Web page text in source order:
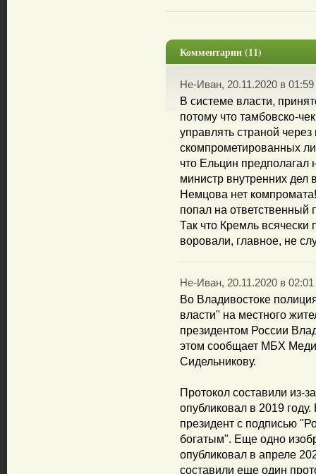
Комментарии (11)
Не-Иван, 20.11.2020 в 01:59
В системе власти,
потому что тамбовско-
управлять страной
скомпрометированных
что Ельцин предполагал
министр внутренних
Немцова нет
попал на ответственный
Так что Кремль всячески
воровали, главное, не
Не-Иван, 20.11.2020 в 02:01
Во Владивостоке
власти" на местного
президентом России
этом сообщает МБХ
Сидельникову.
Протокол составили из-
опубликовал в 2019
президент с подписью
богатым". Еще одно
опубликовал в апреле
составили еще один